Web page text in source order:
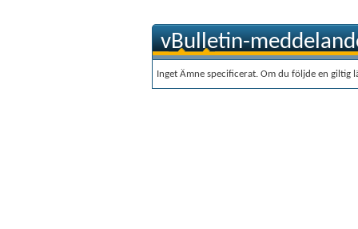
vBulletin-
Inget Ämne specificerat. Om du följde en giltig